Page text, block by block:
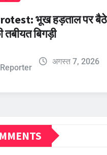
भूख हड़ताल पर बैठे
तबीयत बिगड़ी
अगस्त 7, 2026